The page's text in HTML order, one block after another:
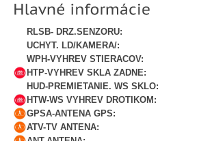
RLSB- DRZ.SENZORU:
UCHYT. LD/KAMERA/:
WPH-VYHREV STIERACOV:
HTP-VYHREV SKLA ZADNE:
HUD-PREMIETANIE. WS SKLO:
HTW-WS VYHREV DROTIKOM:
GPSA-ANTENA GPS:
ATV-TV ANTENA: